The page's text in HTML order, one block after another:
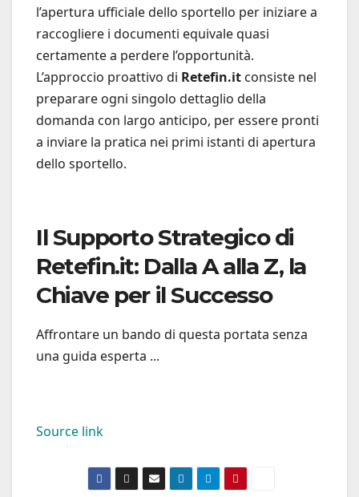
l’apertura ufficiale dello sportello per iniziare a
raccogliere i documenti equivale quasi
certamente a perdere l’opportunità.
L’approccio proattivo di Retefin.it consiste nel
preparare ogni singolo dettaglio della
domanda con largo anticipo, per essere pronti
a inviare la pratica nei primi istanti di apertura
dello sportello.
Il Supporto Strategico di
Retefin.it: Dalla A alla Z, la
Chiave per il Successo
Affrontare un bando di questa portata senza
una guida esperta ...
Source link